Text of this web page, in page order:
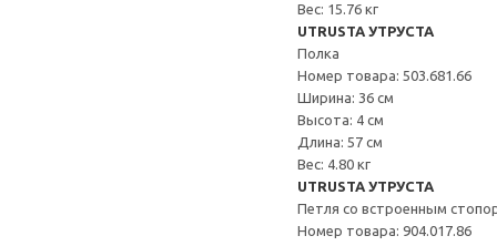
Вес: 15.76 кг
UTRUSTA УТРУСТА
Полка
Номер товара: 503.681.66
Ширина: 36 см
Высота: 4 см
Длина: 57 см
Вес: 4.80 кг
UTRUSTA УТРУСТА
Петля со встроенным
Номер товара: 904.017.86